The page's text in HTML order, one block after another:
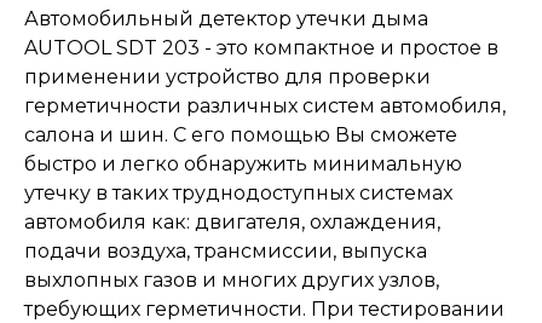
Автомобильный детектор утечки дыма
AUTOOL SDT 203 - это компактное и простое в
применении устройство для проверки
герметичности различных систем автомобиля,
салона и шин. С его помощью Вы сможете
быстро и легко обнаружить минимальную
утечку в таких труднодоступных системах
автомобиля как: двигателя, охлаждения,
подачи воздуха, трансмиссии, выпуска
выхлопных газов и многих других узлов,
требующих герметичности. При тестировании